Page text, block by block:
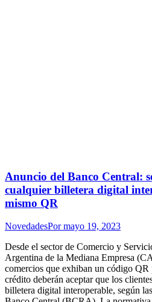
Anuncio del Banco Central:
cualquier billetera digital
mismo QR
NovedadesPormayo 19, 2023
Desde el sector de Comercio y
Argentina de la Mediana Empresa
comercios que exhiban un código QR
crédito deberán aceptar que los
billetera digital interoperable, según